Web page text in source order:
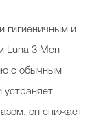
гигиеничным и
Luna 3 Men
с обычным
устраняет
он снижает